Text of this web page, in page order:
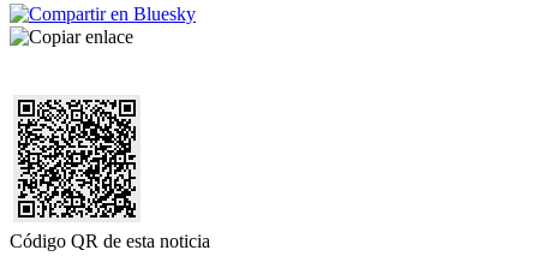
Código QR de esta noticia